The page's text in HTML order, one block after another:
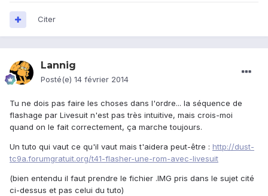
Citer
Lannig
Posté(e) 14 février 2014
Tu ne dois pas faire les choses dans l'ordre... la séquence de
flashage par Livesuit n'est pas très intuitive, mais crois-moi
quand on le fait correctement, ça marche toujours.
Un tuto qui vaut ce qu'il vaut mais t'aidera peut-être : http://dust-
tc9a.forumgratuit.org/t41-flasher-une-rom-avec-livesuit
(bien entendu il faut prendre le fichier .IMG pris dans le sujet cité
ci-dessus et pas celui du tuto)